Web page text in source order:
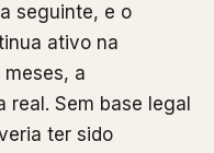
seguinte, e o
ativo na
a
Sem base legal
ter sido